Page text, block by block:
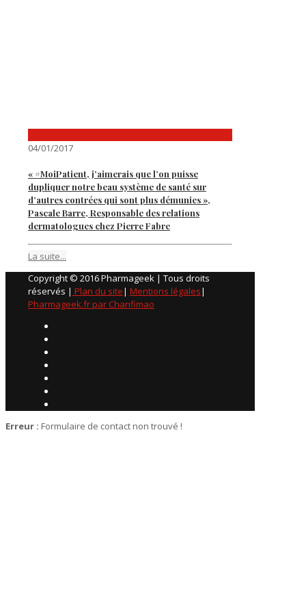
04/01/2017
« #MoiPatient, j’aimerais que l’on puisse
dupliquer notre beau système de santé sur
d’autres contrées qui sont plus démunies »,
Pascale Barre, Responsable des relations
dermatologues chez Pierre Fabre
La suite...
Copyright © 2016 Pharmageek | Tous droits
réservés | Plan du site| Mentions légales|
Pharmageek.fr par Chanfimao
Erreur : Formulaire de contact non trouvé !